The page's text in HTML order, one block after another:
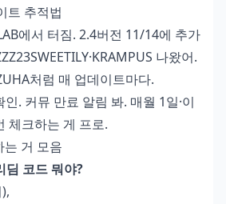
트 추적법
에서 터짐. 2.4버전 11/14에 추가
나왔어.
처럼 매 업데이트마다.
인. 커뮤 만료 알림 봐. 매월 1일·이
체크하는 게 프로.
는 거 모음
딤 코드 뭐야?